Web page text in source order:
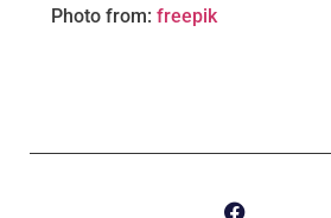
Photo from: freepik